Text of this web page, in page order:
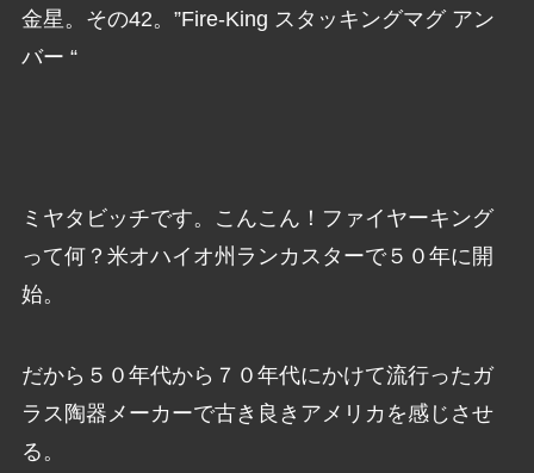
金星。その42。”Fire-King スタッキングマグ アン
バー “
ミヤタビッチです。こんこん！ファイヤーキング
って何？米オハイオ州ランカスターで５０年に開
始。
だから５０年代から７０年代にかけて流行ったガ
ラス陶器メーカーで古き良きアメリカを感じさせ
る。